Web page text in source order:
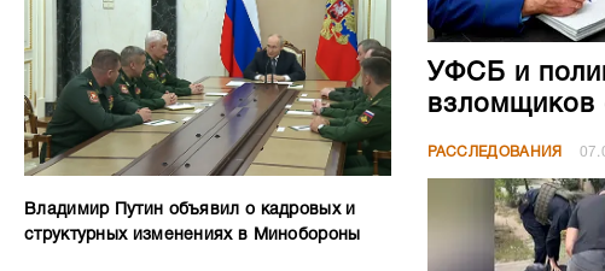
Владимир Путин объявил о кадровых и
структурных изменениях в Минобороны
УФСБ и
взломщиков
РАССЛЕДОВАНИЯ